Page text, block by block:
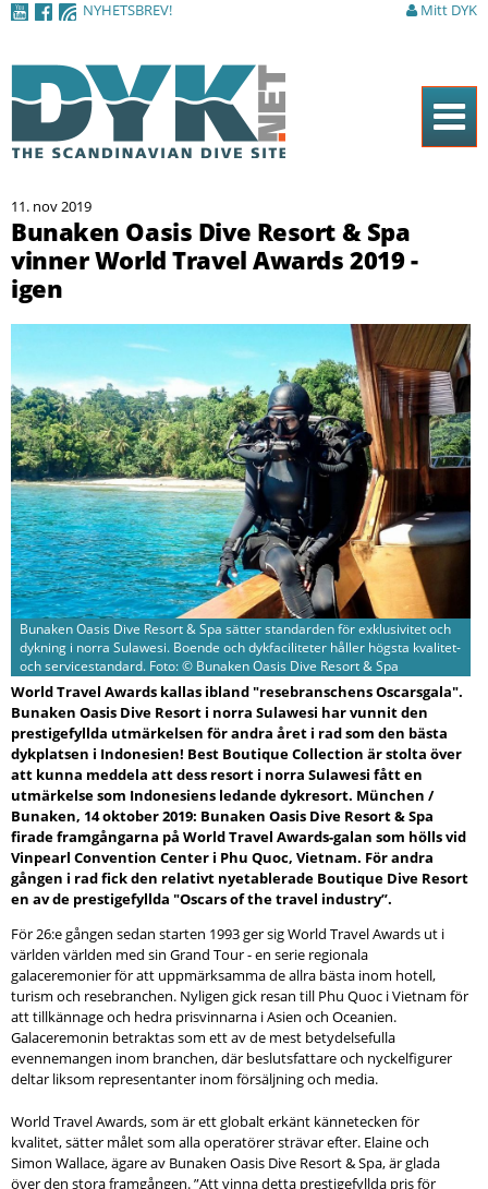
NYHETSBREV! Mitt DYK
Hem
Tidningen
Nyheter
Artiklar
DYK Guiden
Shop
Kontakt
Sök
11. nov 2019
Bunaken Oasis Dive Resort & Spa
vinner World Travel Awards 2019 -
igen
Bunaken Oasis Dive Resort & Spa sätter standarden för exklusivitet och
dykning i norra Sulawesi. Boende och dykfaciliteter håller högsta kvalitet-
och servicestandard. Foto: © Bunaken Oasis Dive Resort & Spa
World Travel Awards kallas ibland "resebranschens Oscarsgala".
Bunaken Oasis Dive Resort i norra Sulawesi har vunnit den
prestigefyllda utmärkelsen för andra året i rad som den bästa
dykplatsen i Indonesien! Best Boutique Collection är stolta över
att kunna meddela att dess resort i norra Sulawesi fått en
utmärkelse som Indonesiens ledande dykresort. München /
Bunaken, 14 oktober 2019: Bunaken Oasis Dive Resort & Spa
firade framgångarna på World Travel Awards-galan som hölls vid
Vinpearl Convention Center i Phu Quoc, Vietnam. För andra
gången i rad fick den relativt nyetablerade Boutique Dive Resort
en av de prestigefyllda "Oscars of the travel industry”.
För 26:e gången sedan starten 1993 ger sig World Travel Awards ut i
världen världen med sin Grand Tour - en serie regionala
galaceremonier för att uppmärksamma de allra bästa inom hotell,
turism och resebranchen. Nyligen gick resan till Phu Quoc i Vietnam för
att tillkännage och hedra prisvinnarna i Asien och Oceanien.
Galaceremonin betraktas som ett av de mest betydelsefulla
evennemangen inom branchen, där beslutsfattare och nyckelfigurer
deltar liksom representanter inom försäljning och media.
World Travel Awards, som är ett globalt erkänt kännetecken för
kvalitet, sätter målet som alla operatörer strävar efter. Elaine och
Simon Wallace, ägare av Bunaken Oasis Dive Resort & Spa, är glada
över den stora framgången. ”Att vinna detta prestigefyllda pris för